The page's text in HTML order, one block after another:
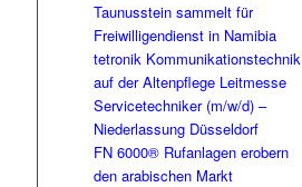
Taunusstein sammelt für
Freiwilligendienst in Namibia
tetronik Kommunikationstechnik
auf der Altenpflege Leitmesse
Servicetechniker (m/w/d) –
Niederlassung Düsseldorf
FN 6000® Rufanlagen erobern
den arabischen Markt